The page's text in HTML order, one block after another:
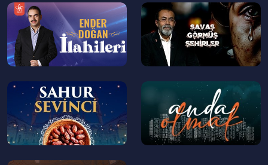
--
>
--
>
--
--